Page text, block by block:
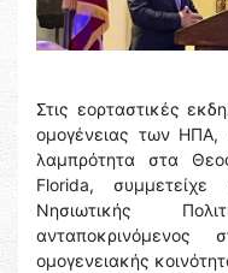
Στις εορταστικές
ομογένειας των ΗΠΑ,
λαμπρότητα στα
Florida,
Νησιωτικής
ομογενειακής